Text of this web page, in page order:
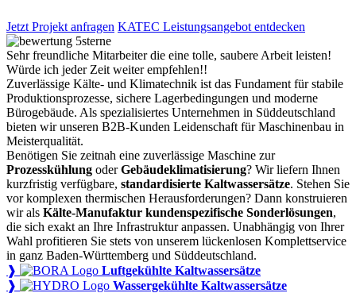
Jetzt Projekt anfragen KATEC Leistungsangebot entdecken
Sehr freundliche Mitarbeiter die eine tolle, saubere Arbeit leisten!
Würde ich jeder Zeit weiter empfehlen!!
Zuverlässige Kälte- und Klimatechnik ist das Fundament für stabile
Produktionsprozesse, sichere Lagerbedingungen und moderne
Bürogebäude. Als spezialisiertes Unternehmen in Süddeutschland
bieten wir unseren B2B-Kunden Leidenschaft für Maschinenbau in
Meisterqualität.
Benötigen Sie zeitnah eine zuverlässige Maschine zur
Prozesskühlung oderGebäudeklimatisierung? Wir liefern Ihnen
kurzfristig verfügbare, standardisierte Kaltwassersätze. Stehen Sie
vor komplexen thermischen Herausforderungen? Dann konstruieren
wir als Kälte-Manufaktur kundenspezifische Sonderlösungen,
die sich exakt an Ihre Infrastruktur anpassen. Unabhängig von Ihrer
Wahl profitieren Sie stets von unserem lückenlosen Komplettservice
in ganz Baden-Württemberg und Süddeutschland.
❱
Luftgekühlte Kaltwassersätze
❱
Wassergekühlte Kaltwassersätze